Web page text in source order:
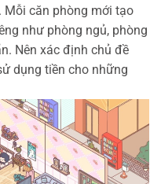
Mỗi căn phòng mới tạo
như phòng ngủ, phòng
Nên xác định chủ đề
dụng tiền cho những